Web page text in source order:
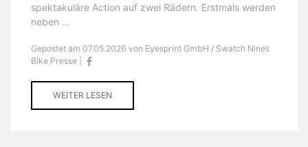
spektakuläre Action auf zwei Rädern. Erstmals werden
neben ...
Gepostet am 07.05.2026 von Eyesprint GmbH / Swatch Nines
Bike Presse |
WEITER LESEN